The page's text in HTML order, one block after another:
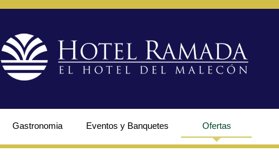
Gastronomia Eventos y Banquetes Ofertas